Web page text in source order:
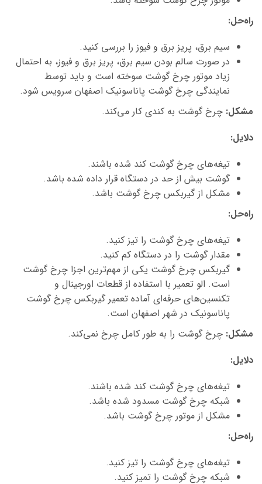
راه‌حل:
سیم برق، پریز برق و فیوز را بررسی کنید.
در صورت سالم بودن سیم برق، پریز برق و فیوز، به احتمال
زیاد موتور چرخ گوشت سوخته است و باید توسط
نمایندگی چرخ گوشت پاناسونیک اصفهان سرویس شود.
مشکل: چرخ گوشت به کندی کار می‌کند.
دلایل:
تیغه‌های چرخ گوشت کند شده باشند.
گوشت بیش از حد در دستگاه قرار داده شده باشد.
مشکل از گیربکس چرخ گوشت باشد.
راه‌حل:
تیغه‌های چرخ گوشت را تیز کنید.
مقدار گوشت را در دستگاه کم کنید.
گیربکس چرخ گوشت یکی از مهم‌ترین اجزا چرخ گوشت
است. الو تعمیر با استفاده از قطعات اورجینال و
تکنسین‌های حرفه‌ای آماده تعمیر گیربکس چرخ گوشت
پاناسونیک در شهر اصفهان است.
مشکل: چرخ گوشت را به طور کامل چرخ نمی‌کند.
دلایل:
تیغه‌های چرخ گوشت کند شده باشند.
شبکه چرخ گوشت مسدود شده باشد.
مشکل از موتور چرخ گوشت باشد.
راه‌حل:
تیغه‌های چرخ گوشت را تیز کنید.
شبکه چرخ گوشت را تمیز کنید.